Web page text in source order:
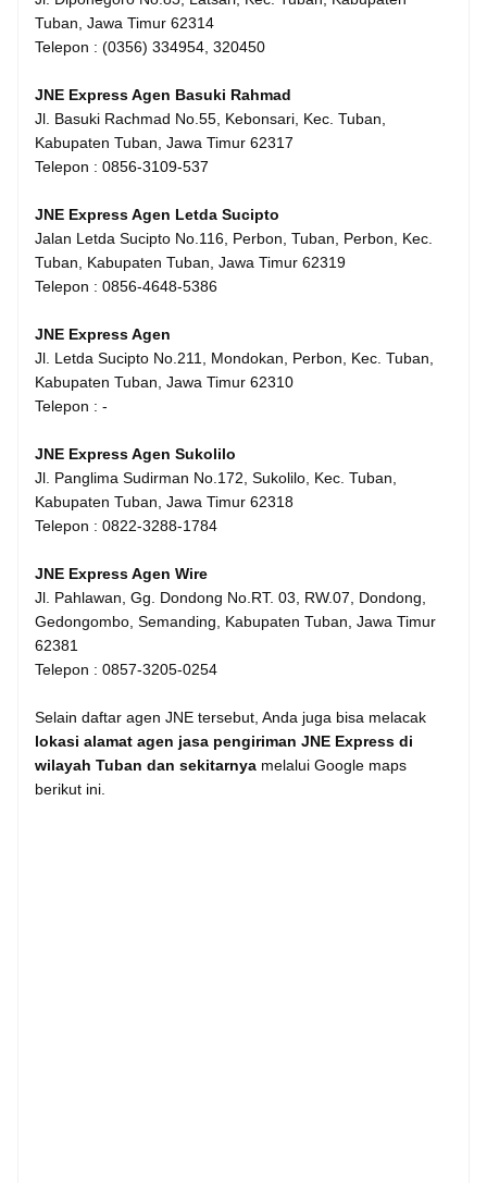
Tuban, Jawa Timur 62314
Telepon : (0356) 334954, 320450
JNE Express Agen Basuki Rahmad
Jl. Basuki Rachmad No.55, Kebonsari, Kec. Tuban,
Kabupaten Tuban, Jawa Timur 62317
Telepon : 0856-3109-537
JNE Express Agen Letda Sucipto
Jalan Letda Sucipto No.116, Perbon, Tuban, Perbon, Kec.
Tuban, Kabupaten Tuban, Jawa Timur 62319
Telepon : 0856-4648-5386
JNE Express Agen
Jl. Letda Sucipto No.211, Mondokan, Perbon, Kec. Tuban,
Kabupaten Tuban, Jawa Timur 62310
Telepon : -
JNE Express Agen Sukolilo
Jl. Panglima Sudirman No.172, Sukolilo, Kec. Tuban,
Kabupaten Tuban, Jawa Timur 62318
Telepon : 0822-3288-1784
JNE Express Agen Wire
Jl. Pahlawan, Gg. Dondong No.RT. 03, RW.07, Dondong,
Gedongombo, Semanding, Kabupaten Tuban, Jawa Timur
62381
Telepon : 0857-3205-0254
Selain daftar agen JNE tersebut, Anda juga bisa melacak
lokasi alamat agen jasa pengiriman JNE Express di
wilayah Tuban dan sekitarnya melalui Google maps
berikut ini.